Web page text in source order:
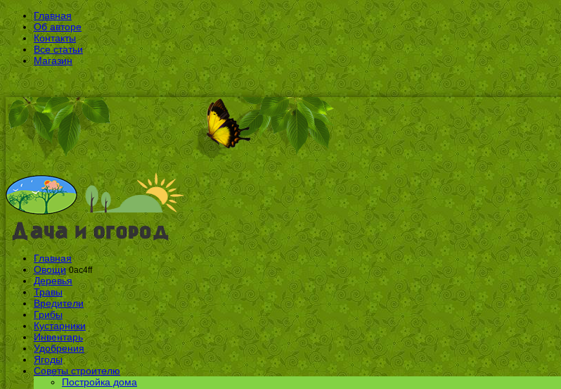
Главная
Об авторе
Контакты
Все статьи
Магазин
Главная
Овощи 0ac4ff
Деревья
Травы
Вредители
Грибы
Кустарники
Инвентарь
Удобрения
Ягоды
Советы строителю
Постройка дома